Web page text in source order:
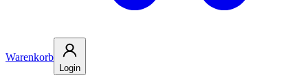
Warenkorb
Login